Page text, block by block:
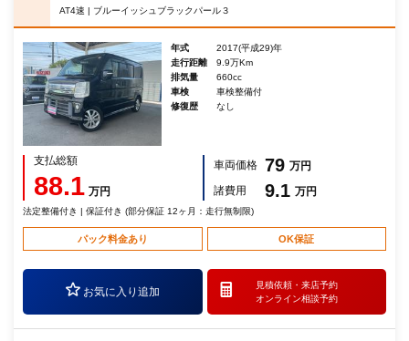
AT4速 | ブルーイッシュブラックパール３
年式
2017(平成29)年
走行距離
9.9万Km
排気量
660cc
車検
車検整備付
修復歴
なし
支払総額
88.1 万円
車両価格 79 万円
諸費用
9.1 万円
法定整備付き | 保証付き (部分保証 12ヶ月：走行無制限)
パック料金あり OK保証
お気に入り追加
見積依頼・ 来店予約
オンライン相談予約